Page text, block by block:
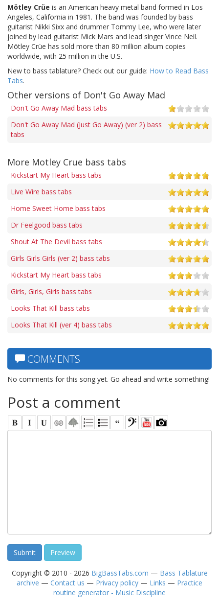
Mötley Crüe is an American heavy metal band formed in Los
Angeles, California in 1981. The band was founded by bass
guitarist Nikki Sixx and drummer Tommy Lee, who were later
joined by lead guitarist Mick Mars and lead singer Vince Neil.
Mötley Crüe has sold more than 80 million album copies
worldwide, with 25 million in the U.S.
New to bass tablature? Check out our guide: How to Read Bass
Tabs.
Other versions of Don't Go Away Mad
Don't Go Away Mad bass tabs
Don't Go Away Mad (Just Go Away) (ver 2) bass
tabs
More Motley Crue bass tabs
Kickstart My Heart bass tabs
Live Wire bass tabs
Home Sweet Home bass tabs
Dr Feelgood bass tabs
Shout At The Devil bass tabs
Girls Girls Girls (ver 2) bass tabs
Kickstart My Heart bass tabs
Girls, Girls, Girls bass tabs
Looks That Kill bass tabs
Looks That Kill (ver 4) bass tabs
COMMENTS
No comments for this song yet. Go ahead and write something!
Post a comment
Copyright © 2010 - 2026 BigBassTabs.com — Bass Tablature
archive — Contact us — Privacy policy — Links — Practice
routine generator - Music Discipline